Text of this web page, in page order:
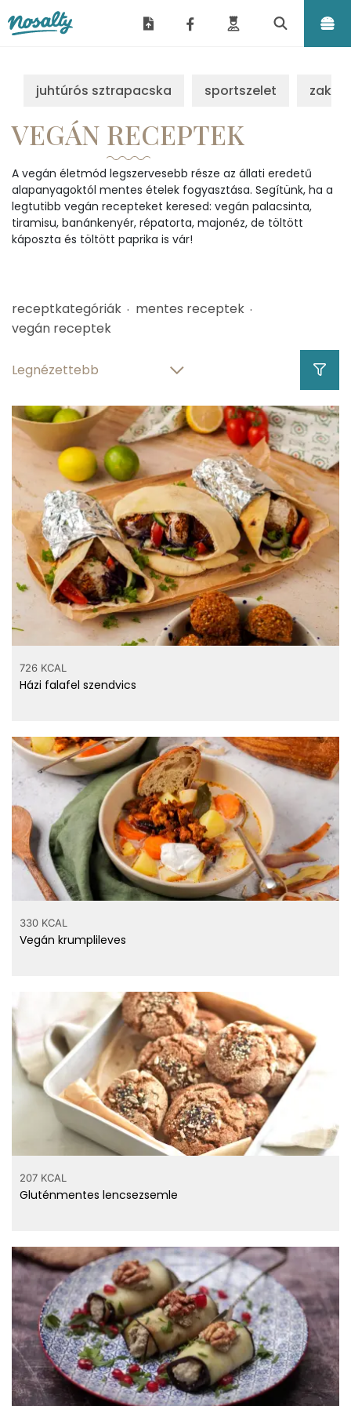
juhtúrós sztrapacska sportszelet
VEGÁN RECEPTEK
A vegán életmód legszervesebb része az állati eredetű
alapanyagoktól mentes ételek fogyasztása. Segítünk, ha a
legtutibb vegán recepteket keresed: vegán palacsinta,
tiramisu, banánkenyér, répatorta, majonéz, de töltött
káposzta és töltött paprika is vár!
receptkategóriák
mentes receptek
vegán receptek
726 KCAL
Házi falafel szendvics
330 KCAL
Vegán krumplileves
207 KCAL
Gluténmentes lencsezsemle